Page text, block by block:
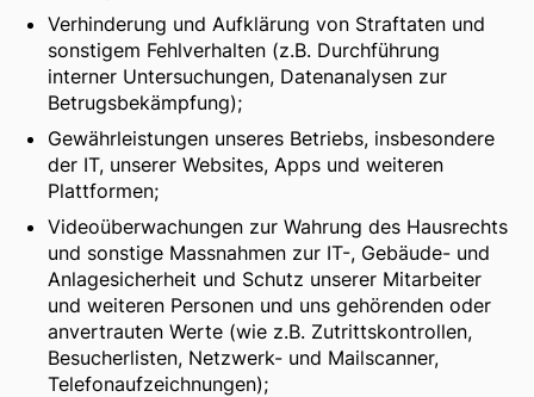
Verhinderung und Aufklärung von Straftaten und
sonstigem Fehlverhalten (z.B. Durchführung
interner Untersuchungen, Datenanalysen zur
Betrugsbekämpfung);
Gewährleistungen unseres Betriebs, insbesondere
der IT, unserer Websites, Apps und weiteren
Plattformen;
Videoüberwachungen zur Wahrung des Hausrechts
und sonstige Massnahmen zur IT-, Gebäude- und
Anlagesicherheit und Schutz unserer Mitarbeiter
und weiteren Personen und uns gehörenden oder
anvertrauten Werte (wie z.B. Zutrittskontrollen,
Besucherlisten, Netzwerk- und Mailscanner,
Telefonaufzeichnungen);